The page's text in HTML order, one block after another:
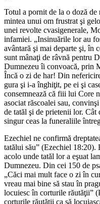
Totul a pornit de la o doză
mintea unui om frustrat şi
unei revolte cvasigenerale,
infamiei. „Insinuările lor au
avântară şi mai departe şi, în
sunt mânaţi de râvnă pentru
Dumnezeu îi convoacă, prin
Încă o zi de har! Din
gura şi i-a înghiţit, pe ei şi
consemnează că fiii lui Core
asociat răscoalei sau,
de tatăl şi de prietenii lor.
singur ceas la funeraliile
Ezechiel ne confirmă
tatălui său” (Ezechiel
acolo unde tatăl lor a eşuat
Dumnezeu. Din cei 150 de
„Căci mai mult face o zi în
vreau mai bine să stau în
locuiesc în corturile răutăţii”
corturile răutăţii ca să